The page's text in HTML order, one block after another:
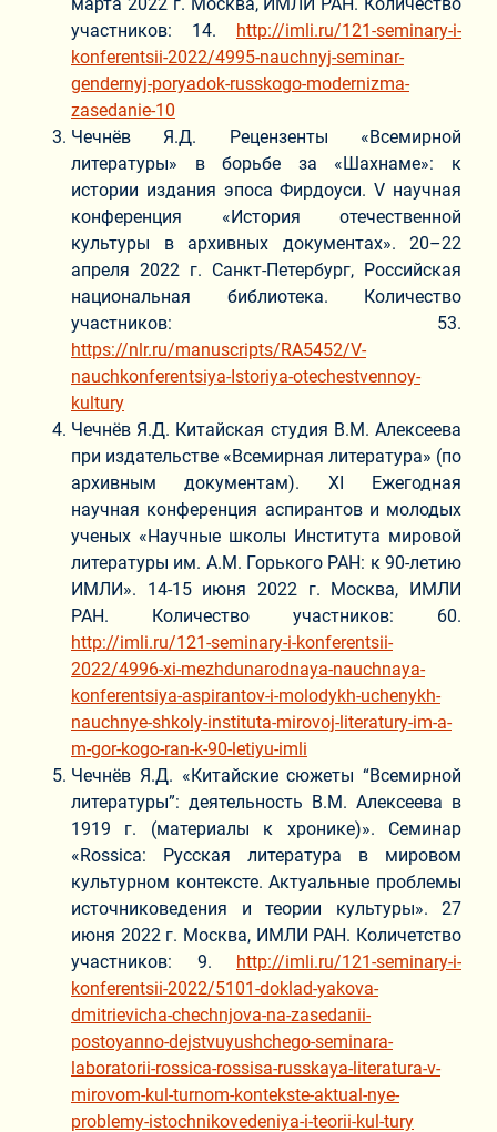
участников: 14.
http://imli.ru/121-seminary-i-
konferentsii-2022/4995-nauchnyj-seminar-
gendernyj-poryadok-russkogo-modernizma-
zasedanie-10
Чечнёв Я.Д. Рецензенты «Всемирной
литературы» в борьбе за «Шахнаме»: к
истории издания эпоса Фирдоуси. V научная
конференция «История отечественной
культуры в архивных документах». 20–22
апреля 2022 г. Санкт-Петербург, Российская
национальная библиотека. Количество
участников: 53.
https://nlr.ru/manuscripts/RA5452/V-
nauchkonferentsiya-Istoriya-otechestvennoy-
kultury
Чечнёв Я.Д. Китайская студия В.М. Алексеева
при издательстве «Всемирная литература» (по
архивным документам). XI Ежегодная
научная конференция аспирантов и молодых
ученых «Научные школы Института мировой
литературы им. А.М. Горького РАН: к 90-летию
ИМЛИ». 14-15 июня 2022 г. Москва, ИМЛИ
РАН. Количество участников: 60.
http://imli.ru/121-seminary-i-konferentsii-
2022/4996-xi-mezhdunarodnaya-nauchnaya-
konferentsiya-aspirantov-i-molodykh-uchenykh-
nauchnye-shkoly-instituta-mirovoj-literatury-im-a-
m-gor-kogo-ran-k-90-letiyu-imli
Чечнёв Я.Д. «Китайские сюжеты “Всемирной
литературы”: деятельность В.М. Алексеева в
1919 г. (материалы к хронике)». Семинар
«Rossiсa: Русская литература в мировом
культурном контексте. Актуальные проблемы
источниковедения и теории культуры». 27
июня 2022 г. Москва, ИМЛИ РАН. Количетство
участников: 9.
http://imli.ru/121-seminary-i-
konferentsii-2022/5101-doklad-yakova-
dmitrievicha-chechnjova-na-zasedanii-
postoyanno-dejstvuyushchego-seminara-
laboratorii-rossica-rossisa-russkaya-literatura-v-
mirovom-kul-turnom-kontekste-aktual-nye-
problemy-istochnikovedeniya-i-teorii-kul-tury